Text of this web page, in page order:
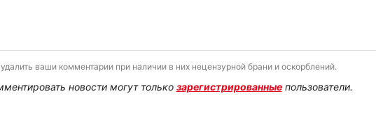
ваши комментарии при наличии в них нецензурной брани и оскорблений.
новости могут только зарегистрированныепользователи.